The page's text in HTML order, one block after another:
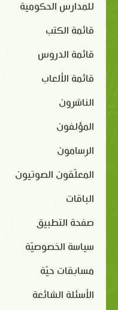
للمدارس الحكومية
قائمة الكتب
قائمة الدروس
قائمة الألعاب
الناشرون
المؤلفون
الرسامون
المعلّقون الصوتيون
الباقات
صفحة التطبيق
سياسة الخصوصيّة
مسابقات حيّة
الأسئلة الشائعة